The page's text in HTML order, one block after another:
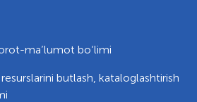
ma’lumot bo‘limi
butlash, kataloglashtirish